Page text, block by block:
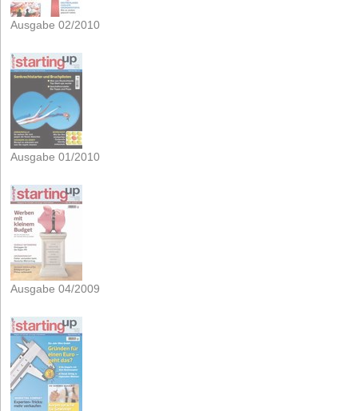
Ausgabe 02/2010
Ausgabe 01/2010
Ausgabe 04/2009